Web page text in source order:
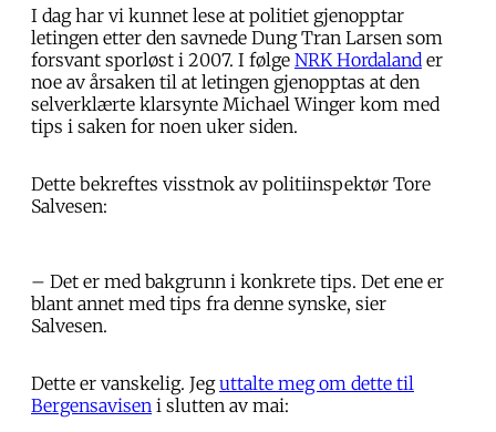
I dag har vi kunnet lese at politiet gjenopptar
letingen etter den savnede Dung Tran Larsen som
forsvant sporløst i 2007. I følge NRK Hordaland er
noe av årsaken til at letingen gjenopptas at den
selverklærte klarsynte Michael Winger kom med
tips i saken for noen uker siden.
Dette bekreftes visstnok av politiinspektør Tore
Salvesen:
– Det er med bakgrunn i konkrete tips. Det ene er
blant annet med tips fra denne synske, sier
Salvesen.
Dette er vanskelig. Jeguttalte meg om dette til
Bergensavisen i slutten av mai: